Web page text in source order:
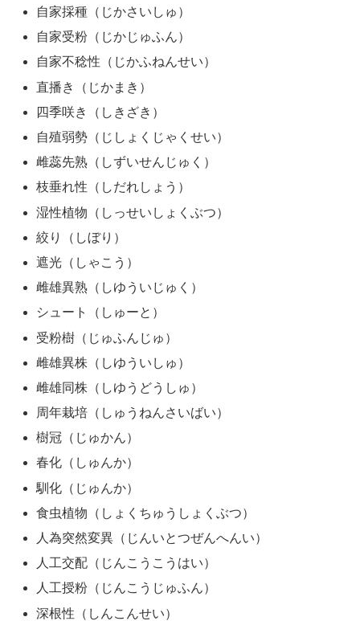
自家採種（じかさいしゅ）
自家受粉（じかじゅふん）
自家不稔性（じかふねんせい）
直播き（じかまき）
四季咲き（しきざき）
自殖弱勢（じしょくじゃくせい）
雌蕊先熟（しずいせんじゅく）
枝垂れ性（しだれしょう）
湿性植物（しっせいしょくぶつ）
絞り（しぼり）
遮光（しゃこう）
雌雄異熟（しゆういじゅく）
シュート（しゅーと）
受粉樹（じゅふんじゅ）
雌雄異株（しゆういしゅ）
雌雄同株（しゆうどうしゅ）
周年栽培（しゅうねんさいばい）
樹冠（じゅかん）
春化（しゅんか）
馴化（じゅんか）
食虫植物（しょくちゅうしょくぶつ）
人為突然変異（じんいとつぜんへんい）
人工交配（じんこうこうはい）
人工授粉（じんこうじゅふん）
深根性（しんこんせい）